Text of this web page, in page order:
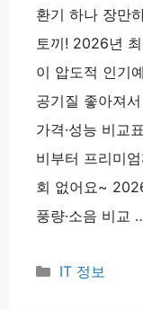
환기 하나 장만
토끼! 2026년 최
이 압도적 인기
공기질 좋아져
가격·성능 비교
비부터 프리미
회 없어요~
풍량·소음 비교
카
IT 정보